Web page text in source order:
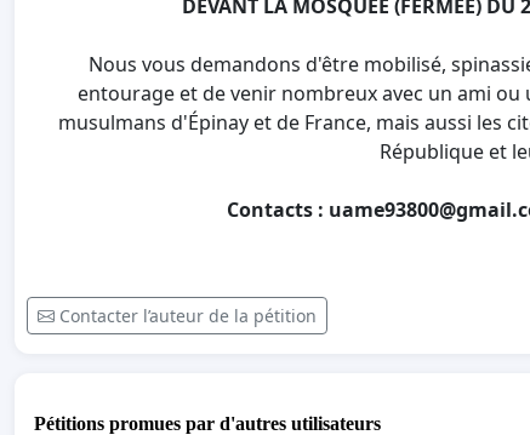
DEVANT LA MOSQUÉE (FERMÉE) DU
Nous vous demandons d'être mobilisé,
entourage et de venir nombreux avec un ami
musulmans d'Épinay et de France, mais aussi les
République et
Contacts :
Contacter l’auteur de la pétition
Pétitions promues par d'autres utilisateurs